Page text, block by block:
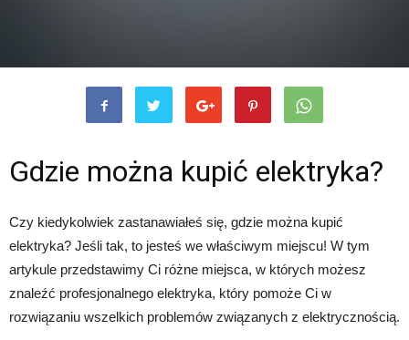
Gdzie można kupić elektryka?
Czy kiedykolwiek zastanawiałeś się, gdzie można kupić
elektryka? Jeśli tak, to jesteś we właściwym miejscu! W tym
artykule przedstawimy Ci różne miejsca, w których możesz
znaleźć profesjonalnego elektryka, który pomoże Ci w
rozwiązaniu wszelkich problemów związanych z elektrycznością.